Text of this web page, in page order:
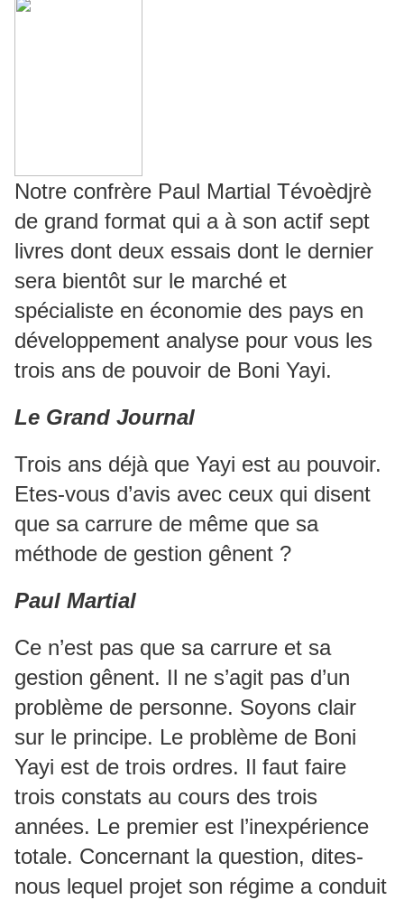
Notre confrère Paul Martial Tévoèdjrè
de grand format qui a à son actif sept
livres dont deux essais dont le dernier
sera bientôt sur le marché et
spécialiste en économie des pays en
développement analyse pour vous les
trois ans de pouvoir de Boni Yayi.
Le Grand Journal
Trois ans déjà que Yayi est au pouvoir.
Etes-vous d’avis avec ceux qui disent
que sa carrure de même que sa
méthode de gestion gênent ?
Paul Martial
Ce n’est pas que sa carrure et sa
gestion gênent. Il ne s’agit pas d’un
problème de personne. Soyons clair
sur le principe. Le problème de Boni
Yayi est de trois ordres. Il faut faire
trois constats au cours des trois
années. Le premier est l’inexpérience
totale. Concernant la question, dites-
nous lequel projet son régime a conduit